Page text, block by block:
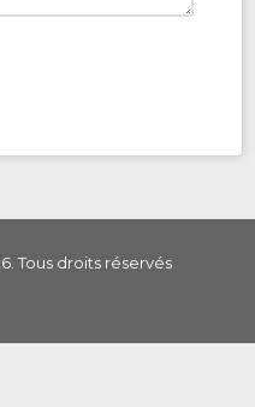
. Tous droits réservés